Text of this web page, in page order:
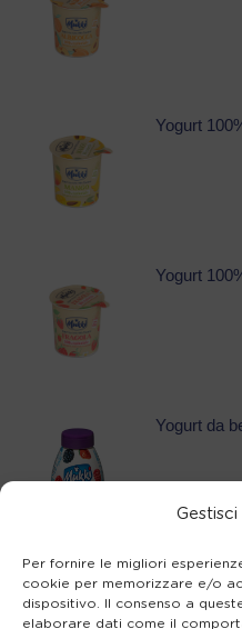
Per fornire le migliori
cookie per memorizzare e/o
dispositivo. Il consenso a
elaborare dati come il
Yogurt
Yogurt
Yogurt da
Yogurt da